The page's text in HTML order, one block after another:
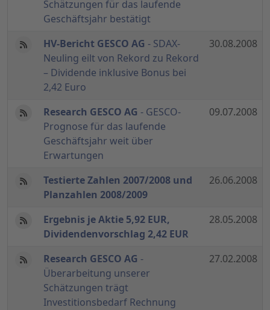
Schätzungen für das laufende
Geschäftsjahr bestätigt
HV-Bericht GESCO AG - SDAX-
Neuling eilt von Rekord zu Rekord
– Dividende inklusive Bonus bei
2,42 Euro
30.08.2008
Research GESCO AG - GESCO-
Prognose für das laufende
Geschäftsjahr weit über
Erwartungen
09.07.2008
Testierte Zahlen 2007/2008 und
Planzahlen 2008/2009
26.06.2008
Ergebnis je Aktie 5,92 EUR,
Dividendenvorschlag 2,42 EUR
28.05.2008
Research GESCO AG -
Überarbeitung unserer
Schätzungen trägt
Investitionsbedarf Rechnung
27.02.2008